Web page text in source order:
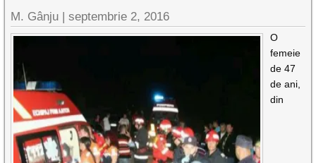
M. Gânju |septembrie 2, 2016
O
femeie
de 47
de ani,
din